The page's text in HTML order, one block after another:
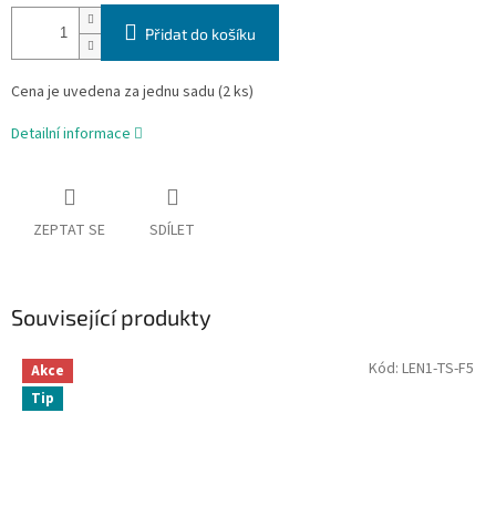
Přidat do košíku
Cena je uvedena za jednu sadu (2 ks)
Detailní informace
ZEPTAT SE SDÍLET
Související produkty
Akce
Tip
Kód: LEN1-TS-F5